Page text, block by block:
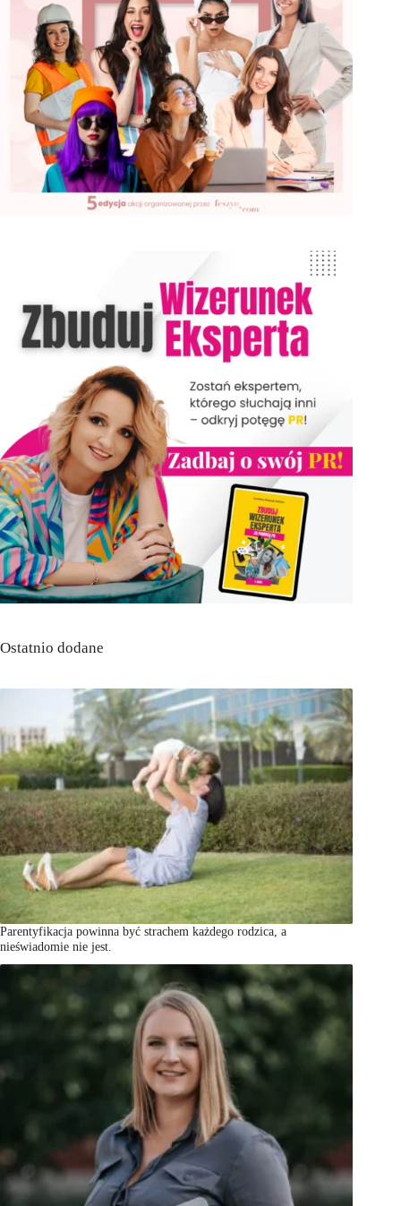
Ostatnio dodane
Parentyfikacja powinna być strachem każdego rodzica, a
nieświadomie nie jest.